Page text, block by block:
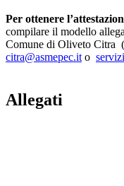
Per ottenere
compilare il modello
Comune di Oliveto Citra
citra@asmepec.it o
Allegati